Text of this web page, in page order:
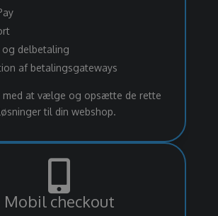
og delbetaling
af betalingsgateways
med at vælge og opsætte de rette
til din webshop.

Mobil checkout